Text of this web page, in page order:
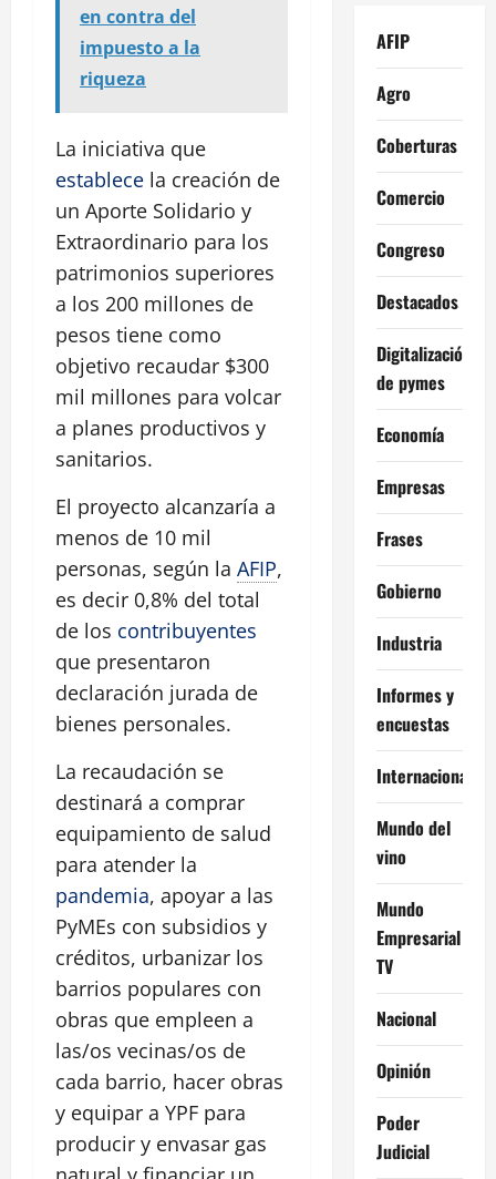
en contra del
impuesto a la
riqueza
La iniciativa que
establece la creación de
un Aporte Solidario y
Extraordinario para los
patrimonios superiores
a los 200 millones de
pesos tiene como
objetivo recaudar $300
mil millones para volcar
a planes productivos y
sanitarios.
El proyecto alcanzaría a
menos de 10 mil
personas, según la AFIP,
es decir 0,8% del total
de los contribuyentes
que presentaron
declaración jurada de
bienes personales.
La recaudación se
destinará a comprar
equipamiento de salud
para atender la
pandemia, apoyar a las
PyMEs con subsidios y
créditos, urbanizar los
barrios populares con
obras que empleen a
las/os vecinas/os de
cada barrio, hacer obras
y equipar a YPF para
producir y envasar gas
AFIP
Agro
Coberturas
Comercio
Congreso
Destacados
Digitalización
de pymes
Economía
Empresas
Frases
Gobierno
Industria
Informes y
encuestas
Internacional
Mundo del
vino
Mundo
Empresarial
TV
Nacional
Opinión
Poder
Judicial